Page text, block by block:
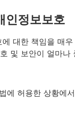
인정보보호
대한 책임을 매
및 보안이 얼마나
에 허용한 상황에